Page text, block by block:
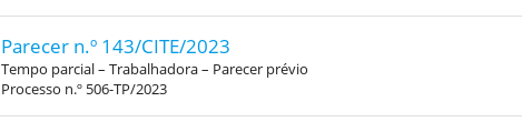
Parecer n.º 143/CITE/2023
Tempo parcial – Trabalhadora – Parecer prévio
Processo n.º 506-TP/2023